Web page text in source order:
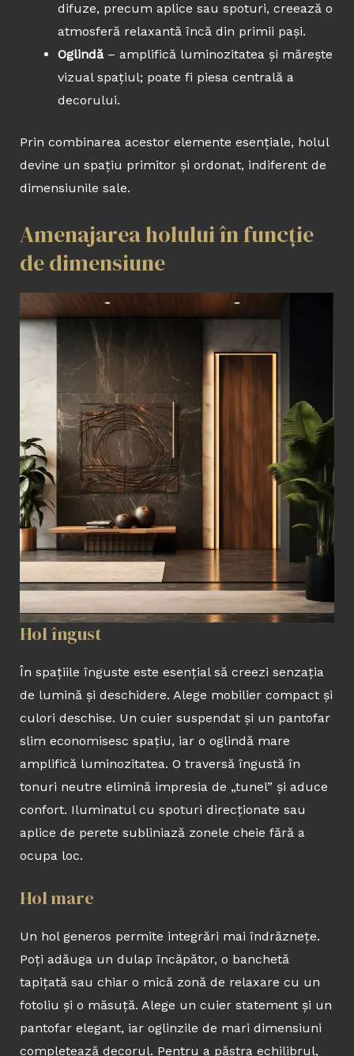
difuze, precum aplice sau spoturi, creează o
atmosferă relaxantă încă din primii pași.
Oglindă– amplifică luminozitatea și mărește
vizual spațiul; poate fi piesa centrală a
decorului.
Prin combinarea acestor elemente esențiale, holul
devine un spațiu primitor și ordonat, indiferent de
dimensiunile sale.
Amenajarea holului în funcție
de dimensiune
Hol îngust
În spațiile înguste este esențial să creezi senzația
de lumină și deschidere. Alege mobilier compact și
culori deschise. Un cuier suspendat și un pantofar
slim economisesc spațiu, iar o oglindă mare
amplifică luminozitatea. O traversă îngustă în
tonuri neutre elimină impresia de „tunel” și aduce
confort. Iluminatul cu spoturi direcționate sau
aplice de perete subliniază zonele cheie fără a
ocupa loc.
Hol mare
Un hol generos permite integrări mai îndrăznețe.
Poți adăuga un dulap încăpător, o banchetă
tapițată sau chiar o mică zonă de relaxare cu un
fotoliu și o măsuță. Alege un cuier statement și un
pantofar elegant, iar oglinzile de mari dimensiuni
completează decorul. Pentru a păstra echilibrul,